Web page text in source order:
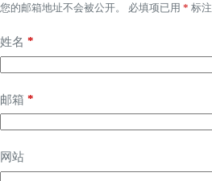
您的邮箱地址不会被公开。 必填项已用 * 标注
姓名 *
邮箱 *
网站